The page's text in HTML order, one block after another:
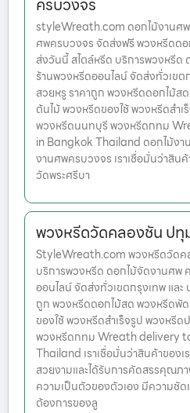
ครบวงจร
styleWreath.com ดอกไม้งานศ
ศพครบวงจร จัดส่งฟรี พวงหรีดดอ
ส่งวันนี้ สไตล์หรีด บริการพวงหรีด
ร้านพวงหรีดออนไลน์ จัดส่งทั่วเข
สวยหรู ราคาถูก พวงหรีดดอกไม้
ต้นไม้ พวงหรีดของใช้ พวงหรีดสำ
พวงหรีดนนทบุรี พวงหรีดกทม
in Bangkok Thailand ดอกไม้ง
งานศพครบวงจร เราเชื่อมั่นว่าสิน
วัดพระศรีบา
พวงหรีดวัดคลองชัน ปทุ
StyleWreath.com พวงหรีดวัดค
บริการพวงหรีด ดอกไม้จัดงานศพ
ออนไลน์ จัดส่งทั่วเขตกรุงเทพ แล
ถูก พวงหรีดดอกไม้สด พวงหรีดพั
ของใช้ พวงหรีดสำเร็จรูป พวงหรี
พวงหรีดกทม Wreath delivery
Thailand เราเชื่อมั่นว่าสินค้าของ
สวยงามและได้รับการคัดสรรคุณ
ความเป็นตัวของตัวเอง มีความชั
ต้องการของลู